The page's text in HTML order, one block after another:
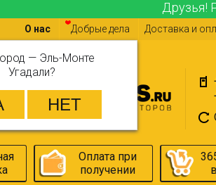
Друзья!
— Эль-Монте
Угадали?
О нас Добрые дела Доставка и
Оплата при
получении